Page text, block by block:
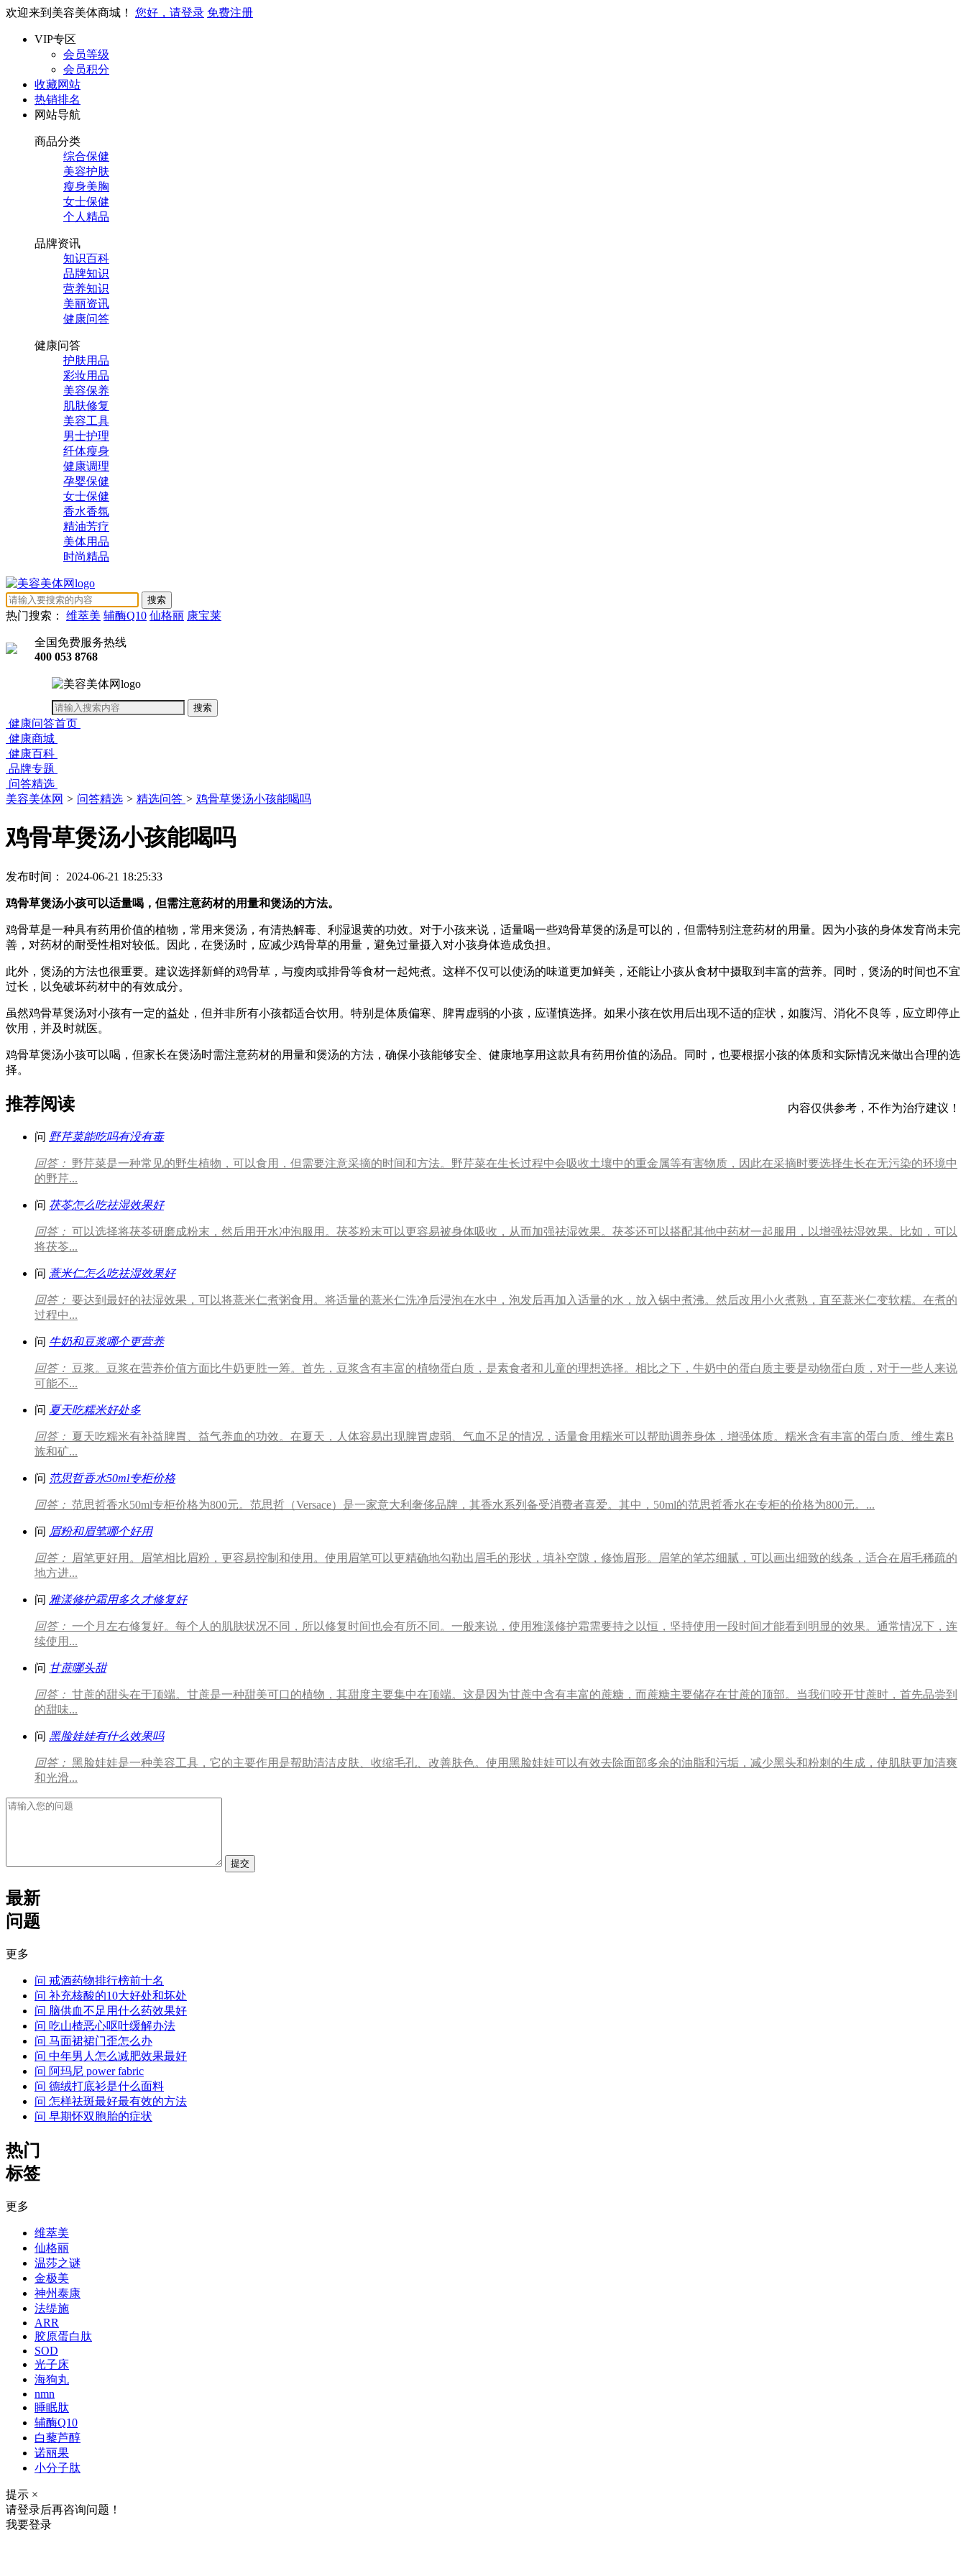
欢迎来到美容美体商城！ 您好，请登录 免费注册
VIP专区
会员等级
会员积分
收藏网站
热销排名
网站导航
商品分类
综合保健
美容护肤
瘦身美胸
女士保健
个人精品
品牌资讯
知识百科
品牌知识
营养知识
美丽资讯
健康问答
健康问答
护肤用品
彩妆用品
美容保养
肌肤修复
美容工具
男士护理
纤体瘦身
健康调理
孕婴保健
女士保健
香水香氛
精油芳疗
美体用品
时尚精品
热门搜索： 维萃美 辅酶Q10 仙格丽 康宝莱
全国免费服务热线
400 053 8768
健康问答首页
健康商城
健康百科
品牌专题
问答精选
美容美体网 > 问答精选 > 精选问答 > 鸡骨草煲汤小孩能喝吗
鸡骨草煲汤小孩能喝吗
发布时间： 2024-06-21 18:25:33
鸡骨草煲汤小孩可以适量喝，但需注意药材的用量和煲汤的方法。
鸡骨草是一种具有药用价值的植物，常用来煲汤，有清热解毒、利湿退黄的功效。对于小孩来说，适量喝一些鸡骨草煲的汤是可以的，但需特别注意药材的用量。因为小孩的身体发育尚未完
善，对药材的耐受性相对较低。因此，在煲汤时，应减少鸡骨草的用量，避免过量摄入对小孩身体造成负担。
此外，煲汤的方法也很重要。建议选择新鲜的鸡骨草，与瘦肉或排骨等食材一起炖煮。这样不仅可以使汤的味道更加鲜美，还能让小孩从食材中摄取到丰富的营养。同时，煲汤的时间也不宜
过长，以免破坏药材中的有效成分。
虽然鸡骨草煲汤对小孩有一定的益处，但并非所有小孩都适合饮用。特别是体质偏寒、脾胃虚弱的小孩，应谨慎选择。如果小孩在饮用后出现不适的症状，如腹泻、消化不良等，应立即停止
饮用，并及时就医。
鸡骨草煲汤小孩可以喝，但家长在煲汤时需注意药材的用量和煲汤的方法，确保小孩能够安全、健康地享用这款具有药用价值的汤品。同时，也要根据小孩的体质和实际情况来做出合理的选
择。
内容仅供参考，不作为治疗建议！
推荐阅读
问 野芹菜能吃吗有没有毒
回答： 野芹菜是一种常见的野生植物，可以食用，但需要注意采摘的时间和方法。野芹菜在生长过程中会吸收土壤中的重金属等有害物质，因此在采摘时要选择生长在无污染的环境中
的野芹...
问 茯苓怎么吃祛湿效果好
回答： 可以选择将茯苓研磨成粉末，然后用开水冲泡服用。茯苓粉末可以更容易被身体吸收，从而加强祛湿效果。茯苓还可以搭配其他中药材一起服用，以增强祛湿效果。比如，可以
将茯苓...
问 薏米仁怎么吃祛湿效果好
回答： 要达到最好的祛湿效果，可以将薏米仁煮粥食用。将适量的薏米仁洗净后浸泡在水中，泡发后再加入适量的水，放入锅中煮沸。然后改用小火煮熟，直至薏米仁变软糯。在煮的
过程中...
问 牛奶和豆浆哪个更营养
回答： 豆浆。豆浆在营养价值方面比牛奶更胜一筹。首先，豆浆含有丰富的植物蛋白质，是素食者和儿童的理想选择。相比之下，牛奶中的蛋白质主要是动物蛋白质，对于一些人来说
可能不...
问 夏天吃糯米好处多
回答： 夏天吃糯米有补益脾胃、益气养血的功效。在夏天，人体容易出现脾胃虚弱、气血不足的情况，适量食用糯米可以帮助调养身体，增强体质。糯米含有丰富的蛋白质、维生素B
族和矿...
问 范思哲香水50ml专柜价格
回答： 范思哲香水50ml专柜价格为800元。范思哲（Versace）是一家意大利奢侈品牌，其香水系列备受消费者喜爱。其中，50ml的范思哲香水在专柜的价格为800元。...
问 眉粉和眉笔哪个好用
回答：
眉笔更好用。眉笔相比眉粉，更容易控制和使用。使用眉笔可以更精确地勾勒出眉毛的形状，填补空隙，修饰眉形。眉笔的笔芯细腻，可以画出细致的线条，适合在眉毛稀疏的
地方进...
问 雅漾修护霜用多久才修复好
回答： 一个月左右修复好。每个人的肌肤状况不同，所以修复时间也会有所不同。一般来说，使用雅漾修护霜需要持之以恒，坚持使用一段时间才能看到明显的效果。通常情况下，连
续使用...
问 甘蔗哪头甜
回答： 甘蔗的甜头在于顶端。甘蔗是一种甜美可口的植物，其甜度主要集中在顶端。这是因为甘蔗中含有丰富的蔗糖，而蔗糖主要储存在甘蔗的顶部。当我们咬开甘蔗时，首先品尝到
的甜味...
问 黑脸娃娃有什么效果吗
回答： 黑脸娃娃是一种美容工具，它的主要作用是帮助清洁皮肤、收缩毛孔、改善肤色。使用黑脸娃娃可以有效去除面部多余的油脂和污垢，减少黑头和粉刺的生成，使肌肤更加清爽
和光滑...
提交
最新
问题
更多
问 戒酒药物排行榜前十名
问 补充核酸的10大好处和坏处
问 脑供血不足用什么药效果好
问 吃山楂恶心呕吐缓解办法
问 马面裙裙门歪怎么办
问 中年男人怎么减肥效果最好
问 阿玛尼 power fabric
问 德绒打底衫是什么面料
问 怎样祛斑最好最有效的方法
问 早期怀双胞胎的症状
热门
标签
更多
维萃美
仙格丽
温莎之谜
金极美
神州泰康
法缇施
ARR
胶原蛋白肽
SOD
光子床
海狗丸
nmn
睡眠肽
辅酶Q10
白藜芦醇
诺丽果
小分子肽
提示 ×
请登录后再咨询问题！
我要登录